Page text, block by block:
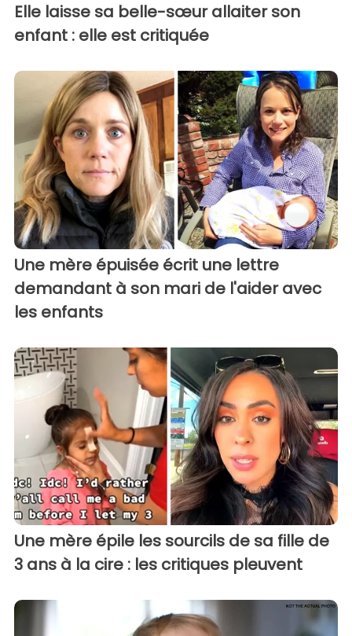
Elle laisse sa belle-sœur allaiter son
enfant : elle est critiquée
Une mère épuisée écrit une lettre
demandant à son mari de l'aider avec
les enfants
Une mère épile les sourcils de sa fille de
3 ans à la cire : les critiques pleuvent